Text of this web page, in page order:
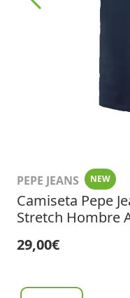
PEPE JEANS NEW
Camiseta Pepe
Stretch Hombre
29,00€